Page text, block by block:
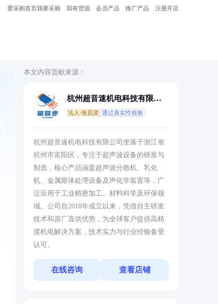
爱采购首页我要采购 我有货源 会员产品 推广产品 注册开店
本文内容贡献来源：
杭州超音速机电科技有限公
法人:张启灵 通过真实性核验
杭州超音速机电科技有限公司坐落于浙江省
杭州市富阳区，专注于超声波设备的研发与
制造，核心产品涵盖超声波分散机、乳化
机、金属熔体处理设备及声化学装置等，广
泛应用于工业精密加工、材料科学及环保领
域。公司自2018年成立以来，凭借自主研发
技术和原厂直供优势，为全球客户提供高精
度机电解决方案，技术实力与行业经验备受
认可。
在线咨询 查看店铺